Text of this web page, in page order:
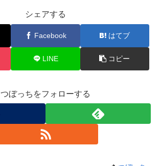
シェアする
Facebook はてブ
LINE コピー
つぼっちをフォローする